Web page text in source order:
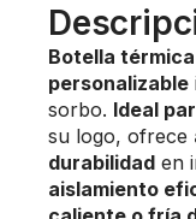
Botella
personalizable
sorbo. Ideal
su logo, ofrece
durabilidad en
aislamiento